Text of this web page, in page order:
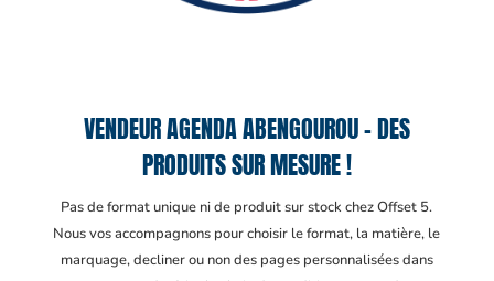
VENDEUR AGENDA ABENGOUROU – DES
PRODUITS SUR MESURE !
Pas de format unique ni de produit sur stock chez Offset 5.
Nous vos accompagnons pour choisir le format, la matière, le
marquage, decliner ou non des pages personnalisées dans